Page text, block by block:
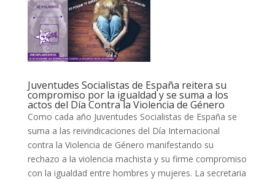
Juventudes Socialistas de España reitera su
compromiso por la igualdad y se suma a los
actos del Día Contra la Violencia de Género
Como cada año Juventudes Socialistas de España se
suma a las reivindicaciones del Día Internacional
contra la Violencia de Género manifestando su
rechazo a la violencia machista y su firme compromiso
con la igualdad entre hombres y mujeres. La secretaria